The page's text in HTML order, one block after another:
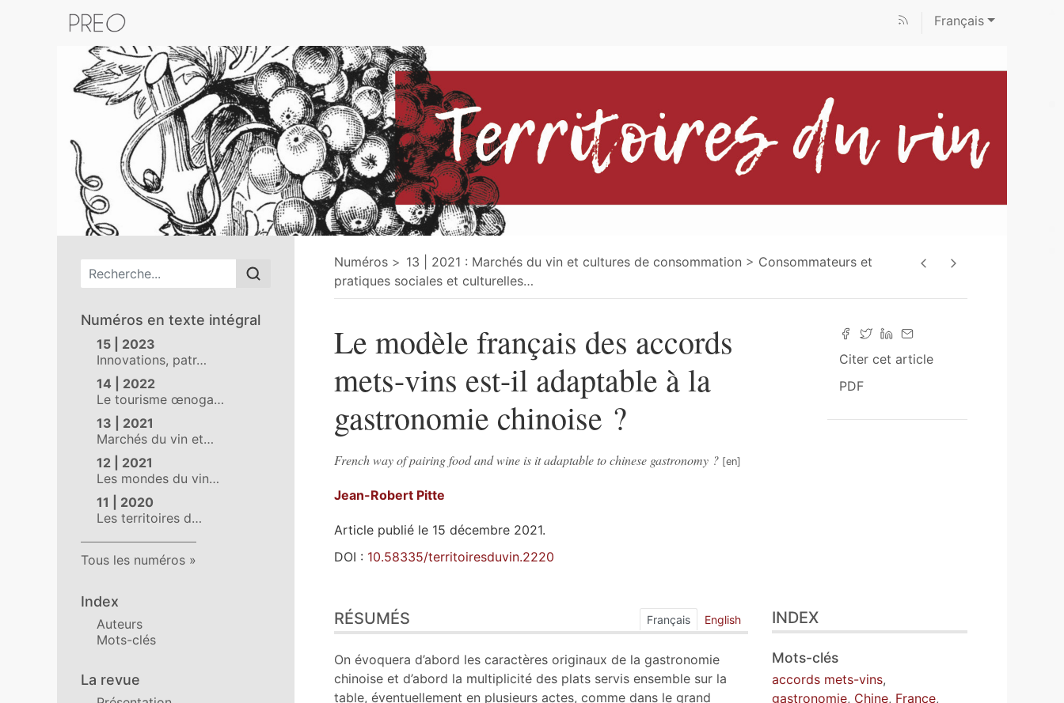
Français
Menu principal
Numéros en texte intégral
15 | 2023
Innovations, patr…
14 | 2022
Le tourisme œnoga…
13 | 2021
Marchés du vin et…
12 | 2021
Les mondes du vin…
11 | 2020
Les territoires d…
Tous les numéros
Index
Auteurs
Mots-clés
La revue
Numéros 13 | 2021 : Marchés du vin et cultures de consommation
Consommateurs et
pratiques sociales et culturelles…
Citer cet article
PDF
Le modèle français des accords
mets-vins est-il adaptable à la
gastronomie chinoise ?
French way of pairing food and wine is it adaptable to chinese gastronomy ?
Jean-Robert Pitte
Article publié le 15 décembre 2021.
DOI : 10.58335/territoiresduvin.2220
Index
Plan
Texte
Notes
Illustrations
RÉSUMÉS Français English
On évoquera d’abord les caractères originaux de la gastronomie
chinoise et d’abord la multiplicité des plats servis ensemble sur la
table, éventuellement en plusieurs actes, comme dans le grand
INDEX
Mots-clés
accords mets-vins,
gastronomie, Chine, France,